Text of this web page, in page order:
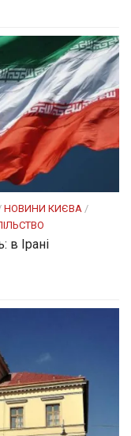
НОВИНИ КИЄВА /
в Ірані